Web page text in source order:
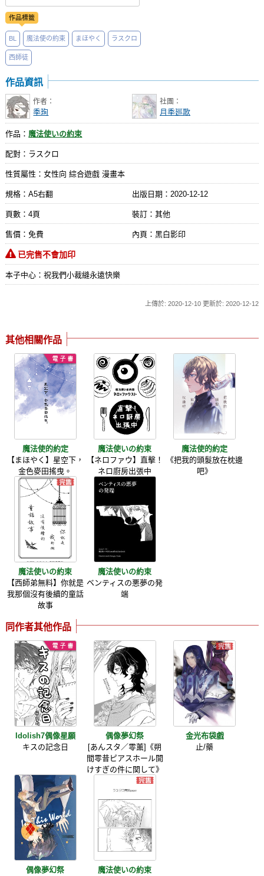
作品標籤
BL 魔法使の約束 まほやく ラスクロ
西師徒
作品資訊
作者：
季珣
社團：
月季廵歌
作品： 魔法使いの約束
配對：ラスクロ
性質屬性：女性向 綜合遊戲 漫畫本
規格：A5右翻 出版日期： 2020-12-12
頁數：4頁 裝訂：其他
售價：免費 內頁：黑白影印
已完售不會加印
本子中心：祝我們小裁縫永遠快樂
上傳於: 2020-12-10 更新於: 2020-12-12
其他相關作品
魔法使的約定
【まほやく】星空下，
金色麥田搖曳。
魔法使いの約束
【ネロファウ】直擊！
ネロ廚房出張中
魔法使的約定
《把我的頭髮放在枕邊
吧》
魔法使いの約束
【西師弟無料】你就是
我那個沒有後續的童話
故事
魔法使いの約束
ベンティスの悪夢の発
端
同作者其他作品
Idolish7偶像星願
キスの記念日
偶像夢幻祭
[あんスタ／零薰]《朔
間零昔ピアスホール開
けすぎの件に関して》
金光布袋戲
止/藥
偶像夢幻祭
魔法使いの約束